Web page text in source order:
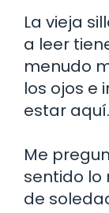
La vieja
a leer
menudo
los ojos e
estar aquí.
Me
sentido lo
de